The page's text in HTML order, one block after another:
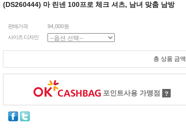
(DS260444) 마 린넨 100프로 체크 셔츠, 남녀 맞춤 남방
판매가격
94,000원
사이즈 디자인
총 상품 금액
포인트사용 가맹점 ?